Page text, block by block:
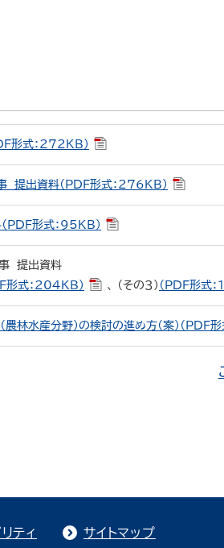
形式：272KB）
提出資料（PDF形式：276KB）
PDF形式：95KB）
提出資料
形式：204KB） 、 （その３） （PDF形式
林水産分野）の検討の進め方（案）（PDF
ティ サイトマップ